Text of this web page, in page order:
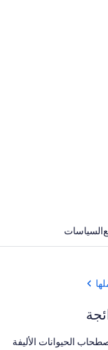
السياسات
الحيوانات الأليفة